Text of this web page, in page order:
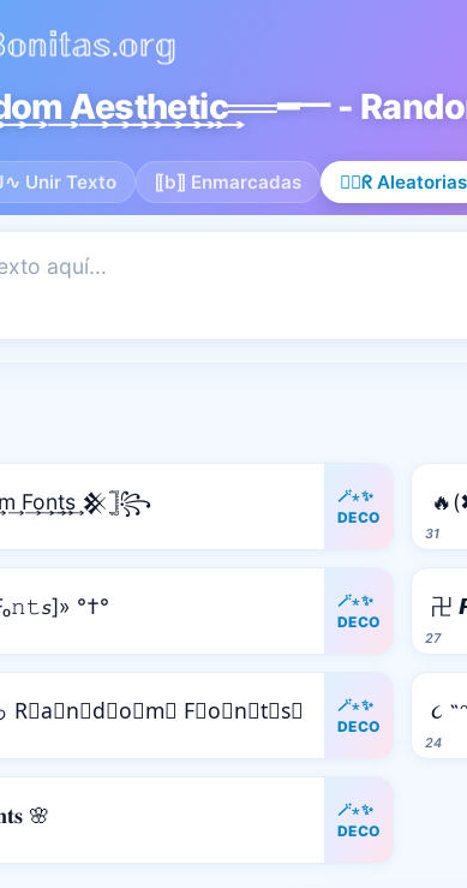
A͢e͢s͢t͢h͢e͢t͢i͢c͢══━一 -
Unir Texto ⟦b⟧ Enmarcadas 😵‍💫ᖇ Aleatorias
F͢o͢n͢t͢s͢ 𒆜𓊉꧂
🪄⋆✨
DECO
31
°†°
🪄⋆✨
DECO
27
卍
ᐛ )っ R⃒a⃒n⃒d⃒o⃒m⃒ F⃒o⃒n⃒t⃒s⃒
🪄⋆✨
DECO
24
૮
🌸
🪄⋆✨
DECO